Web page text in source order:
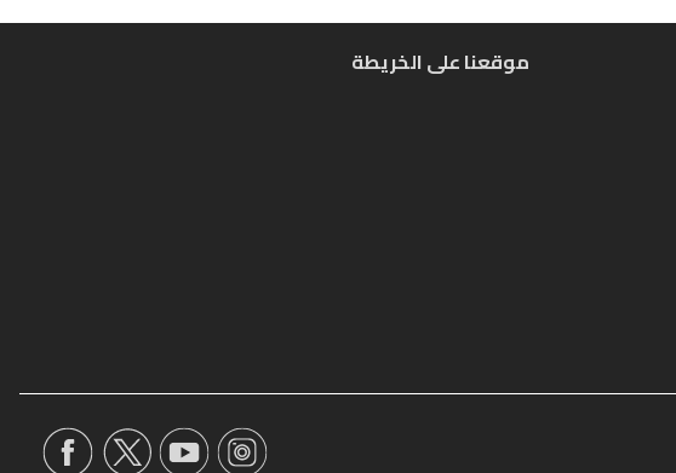
موقعنا على الخريطة